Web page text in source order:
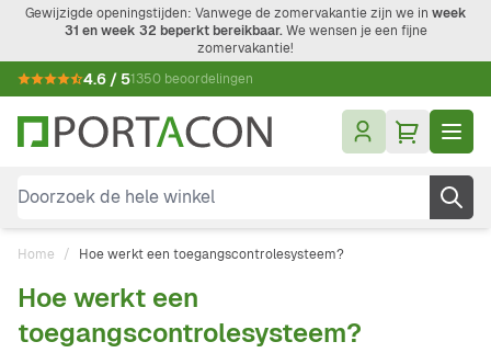
Ga naar de inhoud
Gewijzigde openingstijden: Vanwege de zomervakantie zijn we in week
31 en week 32 beperkt bereikbaar.We wensen je een fijne
zomervakantie!
4.6 / 51350 beoordelingen
Doorzoek de hele winkel
Home / Hoe werkt een toegangscontrolesysteem?
Hoe werkt een
toegangscontrolesysteem?